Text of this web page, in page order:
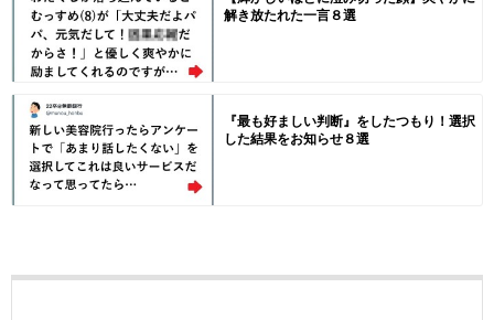
解き放たれた一言８選
『最も好ましい判断』をしたつもり！選択
した結果をお知らせ８選